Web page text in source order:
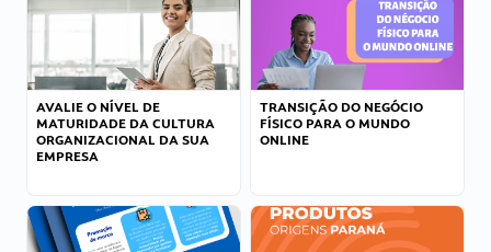
AVALIE O NÍVEL DE
MATURIDADE DA CULTURA
ORGANIZACIONAL DA SUA
EMPRESA
TRANSIÇÃO DO NEGÓCIO
FÍSICO PARA O MUNDO
ONLINE